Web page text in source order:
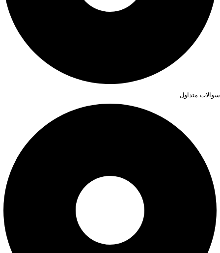
سوالات متداول